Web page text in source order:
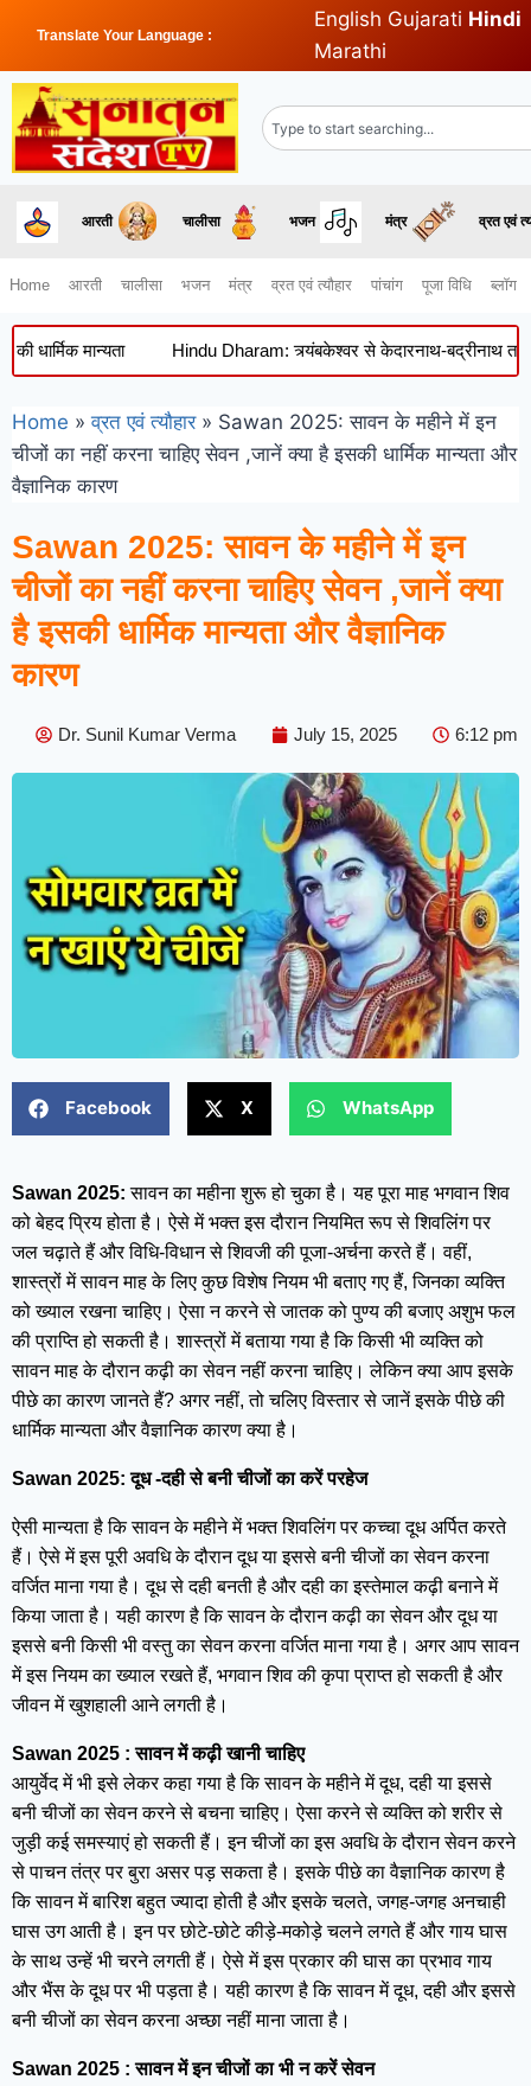
Translate Your Language :
English Gujarati Hindi
Marathi
आरती चालीसा भजन मंत्र व्रत एवं
Home आरती चालीसा भजन मंत्र व्रत एवं त्यौहार पांचांग पूजा विधि ब्लॉग
मान्यता Hindu Dharam: त्र्यंबकेश्वर से केदारनाथ-बद्रीनाथ तक,
Home » व्रत एवं त्यौहार » Sawan 2025: सावन के महीने में इन
चीजों का नहीं करना चाहिए सेवन ,जानें क्या है इसकी धार्मिक मान्यता और
वैज्ञानिक कारण
Sawan 2025: सावन के महीने में इन
चीजों का नहीं करना चाहिए सेवन ,जानें क्या
है इसकी धार्मिक मान्यता और वैज्ञानिक
कारण
Dr. Sunil Kumar Verma July 15, 2025 6:12 pm
Facebook X WhatsApp
Sawan 2025: सावन का महीना शुरू हो चुका है। यह पूरा माह भगवान शिव
को बेहद प्रिय होता है। ऐसे में भक्त इस दौरान नियमित रूप से शिवलिंग पर
जल चढ़ाते हैं और विधि-विधान से शिवजी की पूजा-अर्चना करते हैं। वहीं,
शास्त्रों में सावन माह के लिए कुछ विशेष नियम भी बताए गए हैं, जिनका व्यक्ति
को ख्याल रखना चाहिए। ऐसा न करने से जातक को पुण्य की बजाए अशुभ फल
की प्राप्ति हो सकती है। शास्त्रों में बताया गया है कि किसी भी व्यक्ति को
सावन माह के दौरान कढ़ी का सेवन नहीं करना चाहिए। लेकिन क्या आप इसके
पीछे का कारण जानते हैं? अगर नहीं, तो चलिए विस्तार से जानें इसके पीछे की
धार्मिक मान्यता और वैज्ञानिक कारण क्या है।
Sawan 2025: दूध -दही से बनी चीजों का करें परहेज
ऐसी मान्यता है कि सावन के महीने में भक्त शिवलिंग पर कच्चा दूध अर्पित करते
हैं। ऐसे में इस पूरी अवधि के दौरान दूध या इससे बनी चीजों का सेवन करना
वर्जित माना गया है। दूध से दही बनती है और दही का इस्तेमाल कढ़ी बनाने में
किया जाता है। यही कारण है कि सावन के दौरान कढ़ी का सेवन और दूध या
इससे बनी किसी भी वस्तु का सेवन करना वर्जित माना गया है। अगर आप सावन
में इस नियम का ख्याल रखते हैं, भगवान शिव की कृपा प्राप्त हो सकती है और
जीवन में खुशहाली आने लगती है।
Sawan 2025 : सावन में कढ़ी खानी चाहिए
आयुर्वेद में भी इसे लेकर कहा गया है कि सावन के महीने में दूध, दही या इससे
बनी चीजों का सेवन करने से बचना चाहिए। ऐसा करने से व्यक्ति को शरीर से
जुड़ी कई समस्याएं हो सकती हैं। इन चीजों का इस अवधि के दौरान सेवन करने
से पाचन तंत्र पर बुरा असर पड़ सकता है। इसके पीछे का वैज्ञानिक कारण है
कि सावन में बारिश बहुत ज्यादा होती है और इसके चलते, जगह-जगह अनचाही
घास उग आती है। इन पर छोटे-छोटे कीड़े-मकोड़े चलने लगते हैं और गाय घास
के साथ उन्हें भी चरने लगती हैं। ऐसे में इस प्रकार की घास का प्रभाव गाय
और भैंस के दूध पर भी पड़ता है। यही कारण है कि सावन में दूध, दही और इससे
बनी चीजों का सेवन करना अच्छा नहीं माना जाता है।
Sawan 2025 : सावन में इन चीजों का भी न करें सेवन